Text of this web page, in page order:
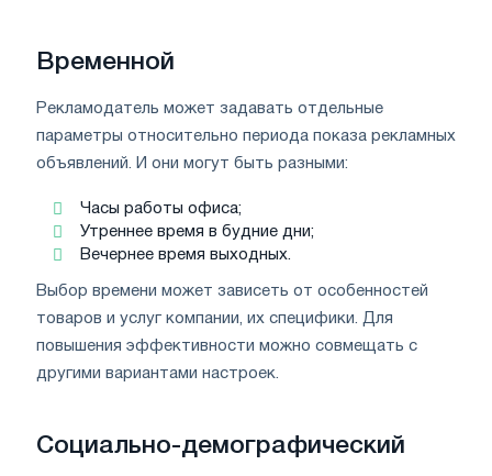
Временной
Рекламодатель может задавать отдельные
параметры относительно периода показа рекламных
объявлений. И они могут быть разными:
Часы работы офиса;
Утреннее время в будние дни;
Вечернее время выходных.
Выбор времени может зависеть от особенностей
товаров и услуг компании, их специфики. Для
повышения эффективности можно совмещать с
другими вариантами настроек.
Социально-демографический